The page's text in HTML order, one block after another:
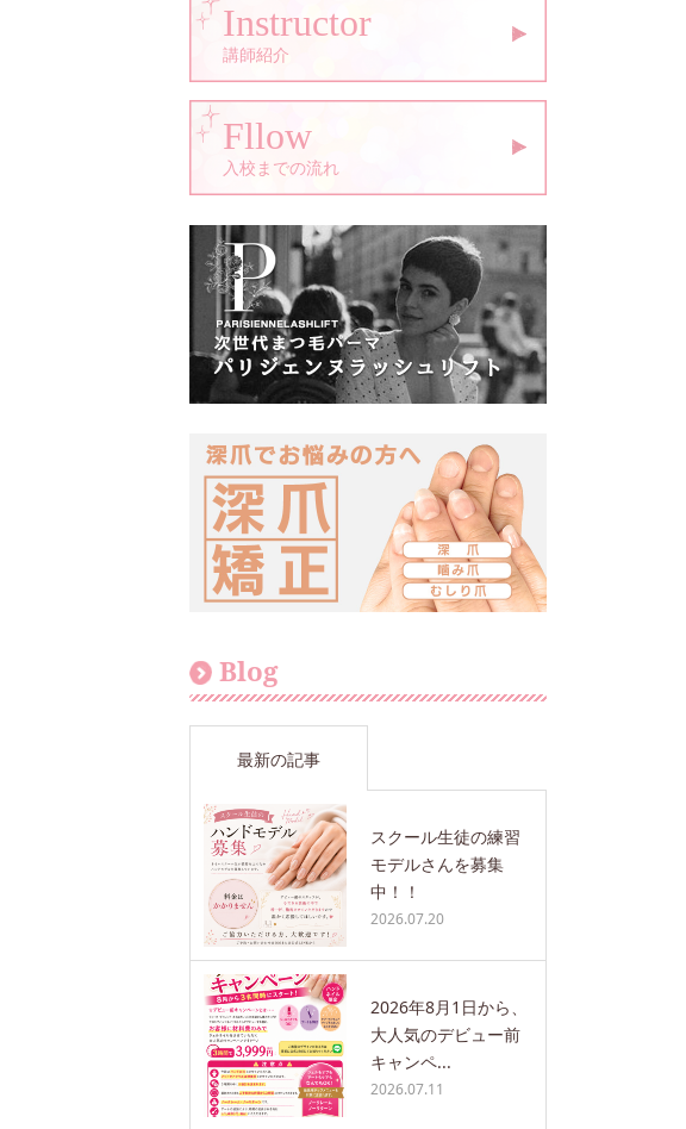
Instructor
講師紹介
Fllow
入校までの流れ
Blog
最新の記事
スクール生徒の練習
モデルさんを募集
中！！
2026.07.20
2026年8月1日から、
大人気のデビュー前
キャンペ...
2026.07.11